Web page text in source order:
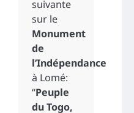
suivante
sur le
Monument
de
l’Indépendance
à Lomé:
“Peuple
du Togo,